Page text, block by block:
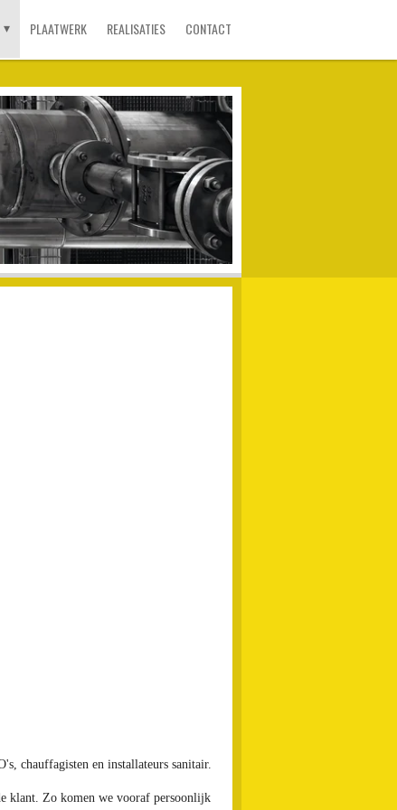
PLAATWERK REALISATIES CONTACT
chauffagisten en installateurs sanitair.
klant. Zo komen we vooraf persoonlijk